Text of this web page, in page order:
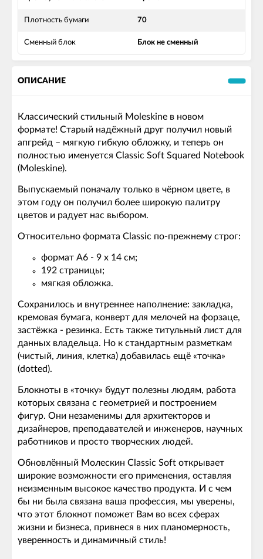
Плотность бумаги 70
Сменный блок Блок не сменный
ОПИСАНИЕ
Классический стильный Moleskine в новом
формате! Старый надёжный друг получил новый
апгрейд – мягкую гибкую обложку, и теперь он
полностью именуется Classic Soft Squared Notebook
(Moleskine).
Выпускаемый поначалу только в чёрном цвете, в
этом году он получил более широкую палитру
цветов и радует нас выбором.
Относительно формата Classic по-прежнему строг:
формат А6 - 9 х 14 см;
192 страницы;
мягкая обложка.
Сохранилось и внутреннее наполнение: закладка,
кремовая бумага, конверт для мелочей на форзаце,
застёжка - резинка. Есть также титульный лист для
данных владельца. Но к стандартным разметкам
(чистый, линия, клетка) добавилась ещё «точка»
(dotted).
Блокноты в «точку» будут полезны людям, работа
которых связана с геометрией и построением
фигур. Они незаменимы для архитекторов и
дизайнеров, преподавателей и инженеров, научных
работников и просто творческих людей.
Обновлённый Молескин Classic Soft открывает
широкие возможности его применения, оставляя
неизменным высокое качество продукта. И с чем
бы ни была связана ваша профессия, мы уверены,
что этот блокнот поможет Вам во всех сферах
жизни и бизнеса, привнеся в них планомерность,
уверенность и динамичный стиль!